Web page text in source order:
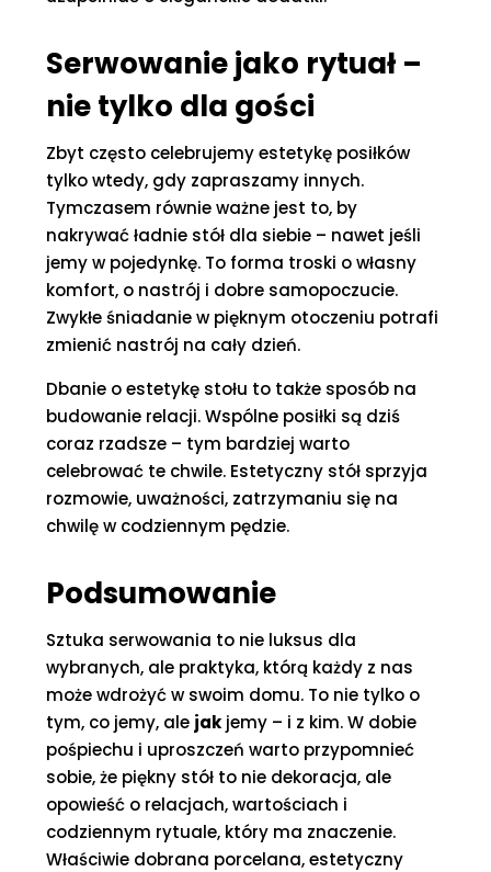
Serwowanie jako rytuał –
nie tylko dla gości
Zbyt często celebrujemy estetykę posiłków
tylko wtedy, gdy zapraszamy innych.
Tymczasem równie ważne jest to, by
nakrywać ładnie stół dla siebie – nawet jeśli
jemy w pojedynkę. To forma troski o własny
komfort, o nastrój i dobre samopoczucie.
Zwykłe śniadanie w pięknym otoczeniu potrafi
zmienić nastrój na cały dzień.
Dbanie o estetykę stołu to także sposób na
budowanie relacji. Wspólne posiłki są dziś
coraz rzadsze – tym bardziej warto
celebrować te chwile. Estetyczny stół sprzyja
rozmowie, uważności, zatrzymaniu się na
chwilę w codziennym pędzie.
Podsumowanie
Sztuka serwowania to nie luksus dla
wybranych, ale praktyka, którą każdy z nas
może wdrożyć w swoim domu. To nie tylko o
tym, co jemy, ale jak jemy – i z kim. W dobie
pośpiechu i uproszczeń warto przypomnieć
sobie, że piękny stół to nie dekoracja, ale
opowieść o relacjach, wartościach i
codziennym rytuale, który ma znaczenie.
Właściwie dobrana porcelana, estetyczny